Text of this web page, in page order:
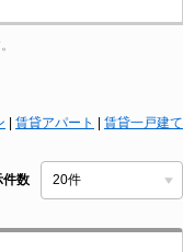
賃貸アパート 賃貸一戸建て
件数